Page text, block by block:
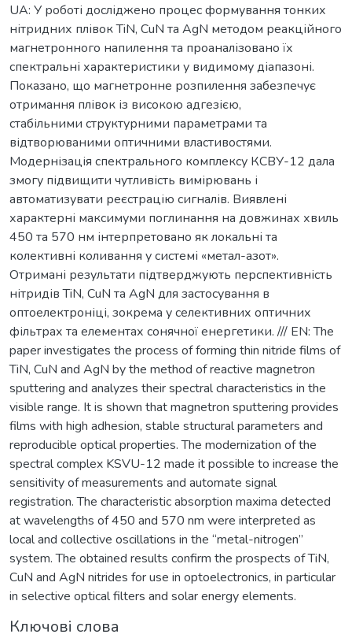
UA: У роботі досліджено процес формування тонких
нітридних плівок TiN, CuN та AgN методом реакційного
магнетронного напилення та проаналізовано їх
спектральні характеристики у видимому діапазоні.
Показано, що магнетронне розпилення забезпечує
отримання плівок із високою адгезією,
стабільними структурними параметрами та
відтворюваними оптичними властивостями.
Модернізація спектрального комплексу КСВУ-12 дала
змогу підвищити чутливість вимірювань і
автоматизувати реєстрацію сигналів. Виявлені
характерні максимуми поглинання на довжинах хвиль
450 та 570 нм інтерпретовано як локальні та
колективні коливання у системі «метал-азот».
Отримані результати підтверджують перспективність
нітридів TiN, CuN та AgN для застосування в
оптоелектроніці, зокрема у селективних оптичних
фільтрах та елементах сонячної енергетики. /// EN: The
paper investigates the process of forming thin nitride films of
TiN, CuN and AgN by the method of reactive magnetron
sputtering and analyzes their spectral characteristics in the
visible range. It is shown that magnetron sputtering provides
films with high adhesion, stable structural parameters and
reproducible optical properties. The modernization of the
spectral complex KSVU-12 made it possible to increase the
sensitivity of measurements and automate signal
registration. The characteristic absorption maxima detected
at wavelengths of 450 and 570 nm were interpreted as
local and collective oscillations in the “metal-nitrogen”
system. The obtained results confirm the prospects of TiN,
CuN and AgN nitrides for use in optoelectronics, in particular
in selective optical filters and solar energy elements.
Ключові слова